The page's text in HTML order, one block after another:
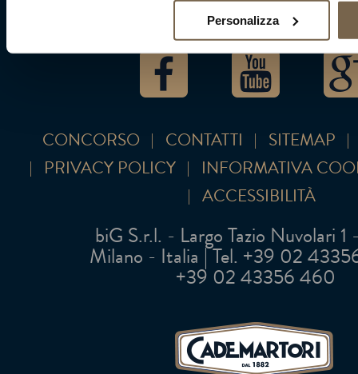
Personalizza
CONCORSO CONTATTI
SITEMAP
PRIVACY POLICY
INFORMATIVA
ACCESSIBILITÀ
biG S.r.l. - Largo Tazio Nuvolari
Milano - Italia | Tel. +39 02 43356
+39 02 43356 460